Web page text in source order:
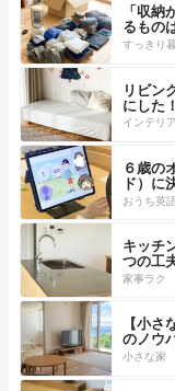
「収納
るもの
すっきり
リビン
にした！
インテリア
６歳の
ド）に
おうち英
キッチ
つの工
家事ラク
【小
のノウ
小さな家